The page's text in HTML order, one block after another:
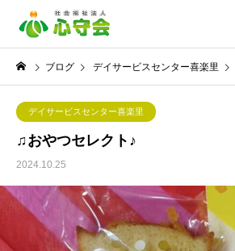
ブログ デイサービスセンター喜楽里
デイサービスセンター喜楽里
♫おやつセレクト♪
2024.10.25